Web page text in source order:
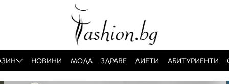
НОВИНИ МОДА ЗДРАВЕ ДИЕТИ АБИТУРИЕНТИ